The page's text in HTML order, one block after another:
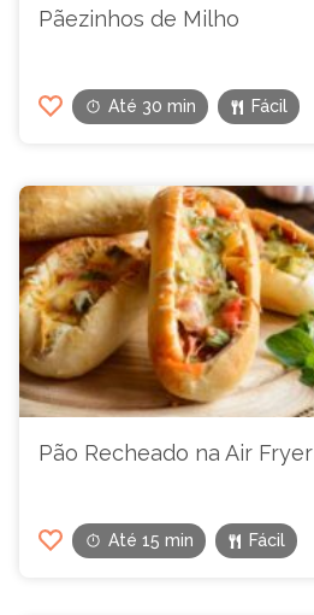
Pãezinhos de Milho
Até 30 min Fácil
Pão Recheado na Air Fryer
Até 15 min Fácil